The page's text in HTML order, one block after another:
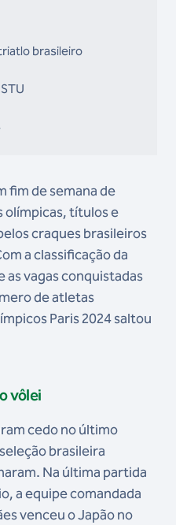
brasileiro
fim de semana de
olímpicas, títulos e
craques brasileiros
a classificação da
as vagas conquistadas
de atletas
Paris 2024 saltou
vôlei
cedo no último
brasileira
Na última partida
a equipe comandada
venceu o Japão no